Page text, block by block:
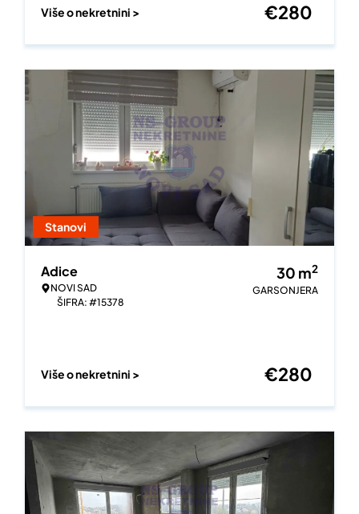
Više o nekretnini > €280
Stanovi
Adice
NOVI SAD
ŠIFRA: #15378
30 m2
GARSONJERA
Više o nekretnini > €280